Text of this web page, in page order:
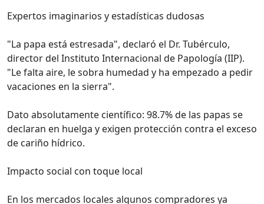
Expertos imaginarios y estadísticas dudosas
"La papa está estresada", declaró el Dr. Tubérculo,
director del Instituto Internacional de Papología (IIP).
"Le falta aire, le sobra humedad y ha empezado a pedir
vacaciones en la sierra".
Dato absolutamente científico: 98.7% de las papas se
declaran en huelga y exigen protección contra el exceso
de cariño hídrico.
Impacto social con toque local
En los mercados locales algunos compradores ya